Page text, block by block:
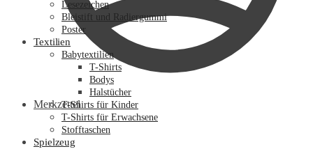
Merkzettel
Lesezeichen
Bleistift und Radiergummi
Poster
Textilien
Babytextilien
T-Shirts
Bodys
Halstücher
T-Shirts für Kinder
T-Shirts für Erwachsene
Stofftaschen
Spielzeug